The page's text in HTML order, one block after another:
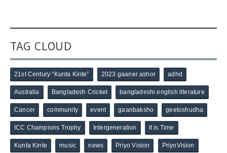
TAG CLOUD
21st Century “Kunta Kinte” 2023 gaaner ashor adhd
Australia Bangladesh Cricket bangladeshi english literature
Cancer community event gaanbaksho geetoshudha
ICC Champions Trophy Intergeneration It is Time
Kunta Kinte music news Priyo Vision PriyoVision